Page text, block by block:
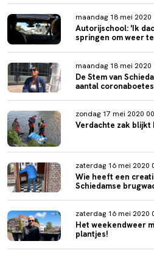
maandag 18 mei 2020
Autorijschool: 'Ik
springen om weer
maandag 18 mei 2020
De Stem van
aantal
zondag 17 mei 2020
Verdachte zak blijkt
zaterdag 16 mei 2020
Wie heeft een
Schiedamse
zaterdag 16 mei 2020
Het weekendweer
plantjes!